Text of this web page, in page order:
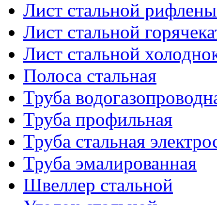
Лист стальной
Лист стальной
Лист стальной
Полоса стальная
Труба
Труба профильная
Труба стальная
Труба эмалированная
Швеллер стальной